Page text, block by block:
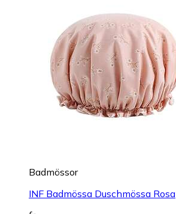
Badmössor
INF Badmössa Duschmössa Rosa